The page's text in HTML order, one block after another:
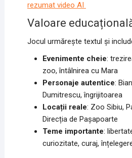
rezumat video AI
Valoare
Jocul urmărește textul și
Evenimente cheie:
zoo, întâlnirea cu Mara
Personaje autentice:
Dumitrescu, îngrijitoarea
Locații reale: Zoo Sibiu,
Direcția de Pașapoarte
Teme importante:
curiozitate, curaj,